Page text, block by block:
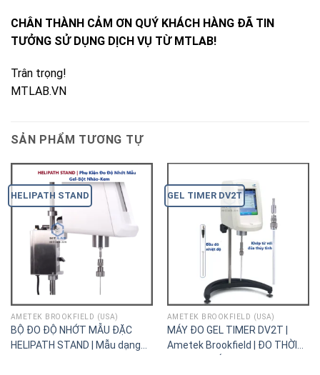
CHÂN THÀNH CẢM ƠN QUÝ KHÁCH HÀNG ĐÃ TIN
TƯỞNG SỬ DỤNG DỊCH VỤ TỪ MTLAB!
Trân trọng!
MTLAB.VN
SẢN PHẨM TƯƠNG TỰ
HELIPATH STAND
AMETEK BROOKFIELD (USA)
BỘ ĐO ĐỘ NHỚT MẪU ĐẶC
HELIPATH STAND | Mẫu dạng
GEL TIMER DV2T
AMETEK BROOKFIELD (USA)
MÁY ĐO GEL TIMER DV2T |
Ametek Brookfield | ĐO THỜI